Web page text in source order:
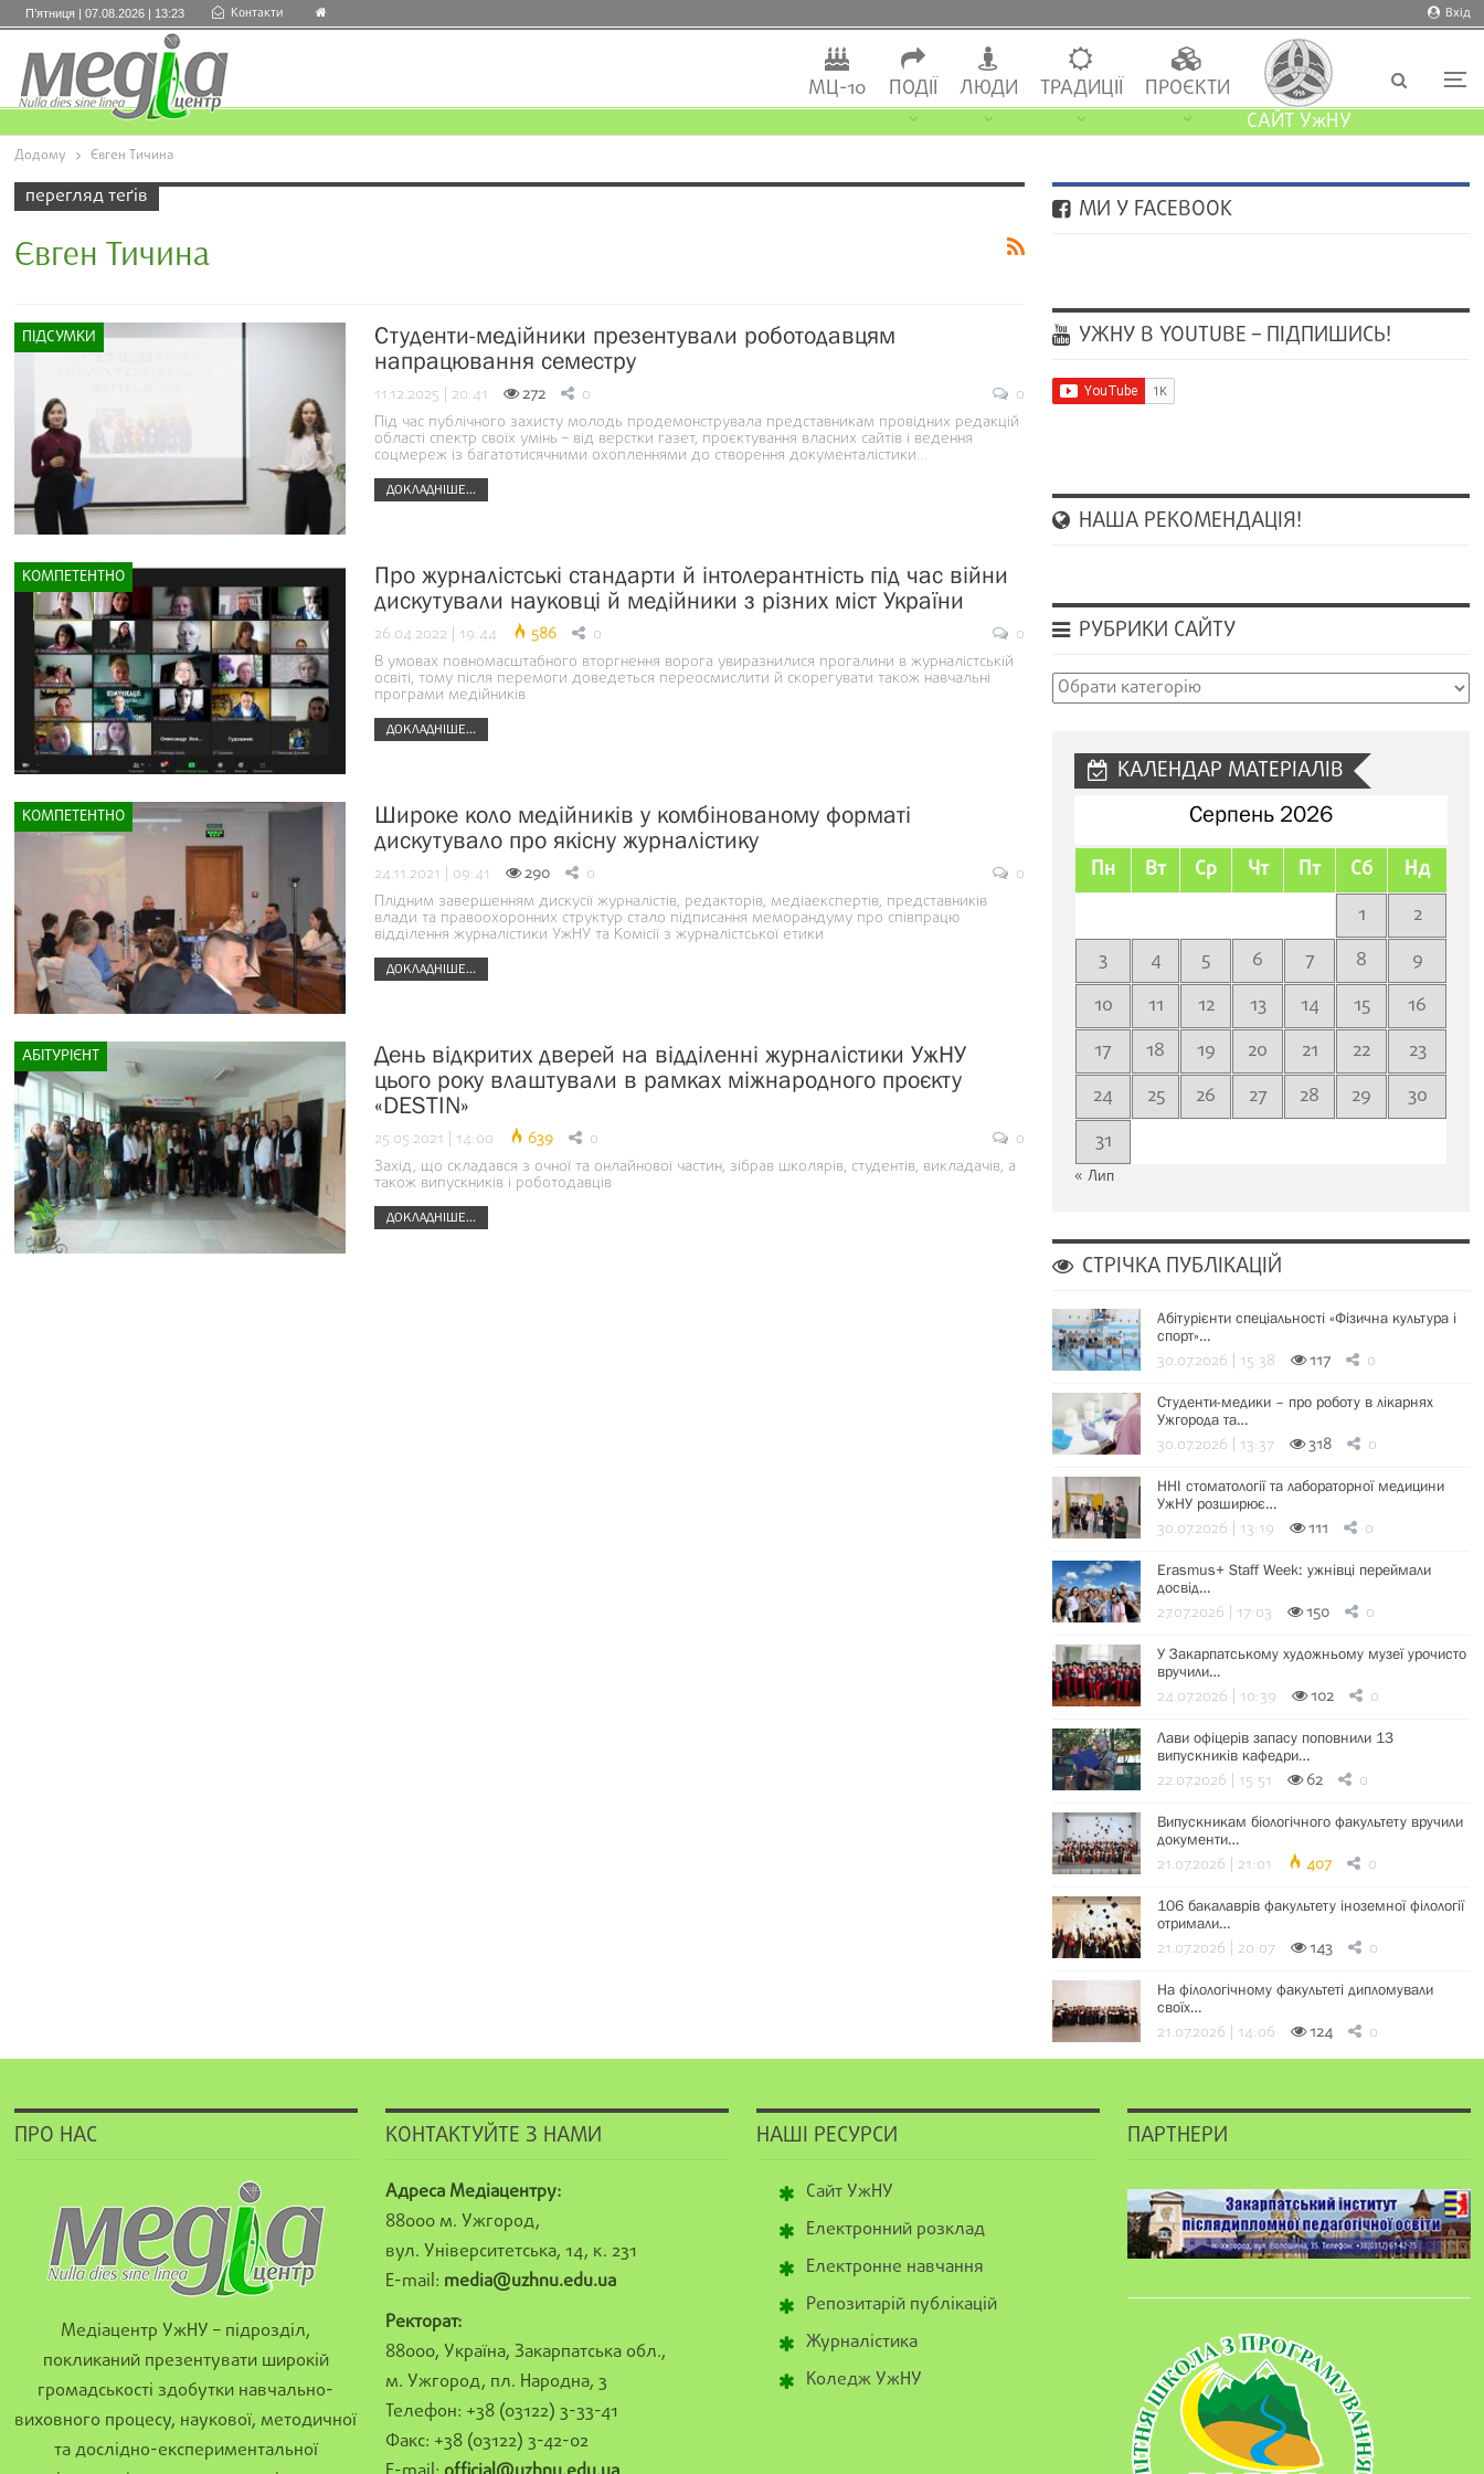
Вхід
П’ятниця | 07.08.2026 | 13:23 Контакти
МЦ-10 ПОДІЇ ЛЮДИ ТРАДИЦІЇ
ПРОЄКТИ
САЙТ УжНУ
Додому Євген Тичина
перегляд теґів
Євген Тичина
ПІДСУМКИ
Студенти-медійники презентували роботодавцям
напрацювання семестру
11.12.2025 | 20:41 272 0
0
Під час публічного захисту молодь продемонструвала представникам провідних редакцій
області спектр своїх умінь – від верстки газет, проєктування власних сайтів і ведення
соцмереж із багатотисячними охопленнями до створення документалістики…
ДОКЛАДНІШЕ...
КОМПЕТЕНТНО
Про журналістські стандарти й інтолерантність під час війни
дискутували науковці й медійники з різних міст України
26.04.2022 | 19:44 586 0
0
В умовах повномасштабного вторгнення ворога увиразнилися прогалини в журналістській
освіті, тому після перемоги доведеться переосмислити й скорегувати також навчальні
програми медійників
ДОКЛАДНІШЕ...
КОМПЕТЕНТНО
Широке коло медійників у комбінованому форматі
дискутувало про якісну журналістику
24.11.2021 | 09:41 290 0
0
Плідним завершенням дискусії журналістів, редакторів, медіаекспертів, представників
влади та правоохоронних структур стало підписання меморандуму про співпрацю
відділення журналістики УжНУ та Комісії з журналістської етики
ДОКЛАДНІШЕ...
АБІТУРІЄНТ
День відкритих дверей на відділенні журналістики УжНУ
цього року влаштували в рамках міжнародного проєкту
«DESTIN»
25.05.2021 | 14:00 639 0
0
Захід, що складався з очної та онлайнової частин, зібрав школярів, студентів, викладачів, а
також випускників і роботодавців
ДОКЛАДНІШЕ...
МИ У FACEBOOK
УЖНУ В YOUTUBE – ПІДПИШИСЬ!
НАША РЕКОМЕНДАЦІЯ!
РУБРИКИ САЙТУ
Рубрики
КАЛЕНДАР МАТЕРІАЛІВ
Серпень 2026
Пн Вт Ср Чт Пт Сб Нд
1
2
3
4 5 6 7 8
9
10
11 12 13 14 15
16
17
18 19 20 21 22
23
24
25 26 27 28 29
30
31
« Лип
СТРІЧКА ПУБЛІКАЦІЙ
Абітурієнти спеціальності «Фізична культура і
спорт»…
30.07.2026 | 15:38 117 0
Студенти-медики – про роботу в лікарнях
Ужгорода та…
30.07.2026 | 13:37 318 0
ННІ стоматології та лабораторної медицини
УжНУ розширює…
30.07.2026 | 13:19 111 0
Erasmus+ Staff Week: ужнівці переймали
досвід…
27.07.2026 | 17:03 150 0
У Закарпатському художньому музеї урочисто
вручили…
24.07.2026 | 10:39 102 0
Лави офіцерів запасу поповнили 13
випускників кафедри…
22.07.2026 | 15:51 62 0
Випускникам біологічного факультету вручили
документи…
21.07.2026 | 21:01 407 0
106 бакалаврів факультету іноземної філології
отримали…
21.07.2026 | 20:07 143 0
На філологічному факультеті дипломували
своїх…
21.07.2026 | 14:06 124 0
ПРО НАС
Медіацентр УжНУ – підрозділ,
покликаний презентувати широкій
громадськості здобутки навчально-
виховного процесу, наукової, методичної
та дослідно-експериментальної
КОНТАКТУЙТЕ З НАМИ
Адреса Медіацентру:
88000 м. Ужгород,
вул. Університетська, 14, к. 231
E-mail: media@uzhnu.edu.ua
Ректорат:
88000, Україна, Закарпатська обл.,
м. Ужгород, пл. Народна, 3
Телефон: +38 (03122) 3-33-41
Факс: +38 (03122) 3-42-02
НАШІ РЕСУРСИ
Сайт УжНУ
Електронний розклад
Електронне навчання
Репозитарій публікацій
Журналістика
Коледж УжНУ
ПАРТНЕРИ